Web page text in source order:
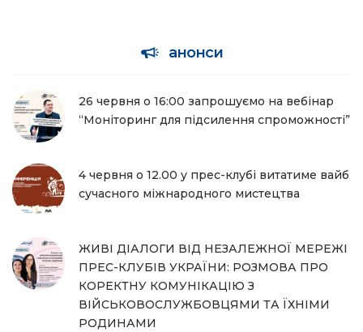
анонси
26 червня о 16:00 запрошуємо на вебінар
“Моніторинг для підсилення спроможності”
4 червня о 12.00 у прес-клубі витатиме вайб
сучасного міжнародного мистецтва
ЖИВІ ДІАЛОГИ ВІД НЕЗАЛЕЖНОЇ МЕРЕЖІ
ПРЕС-КЛУБІВ УКРАЇНИ: РОЗМОВА ПРО
КОРЕКТНУ КОМУНІКАЦІЮ З
ВІЙСЬКОВОСЛУЖБОВЦЯМИ ТА ЇХНІМИ
РОДИНАМИ